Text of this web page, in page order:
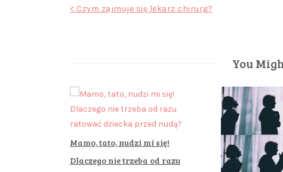
Nawigacja
< Czym zajmuje się lekarz chirurg?
You
Mamo, tato, nudzi mi się!
Dlaczego nie trzeba od razu